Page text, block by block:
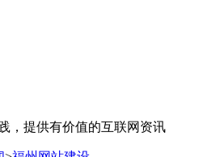
，提供有价值的互联网资讯